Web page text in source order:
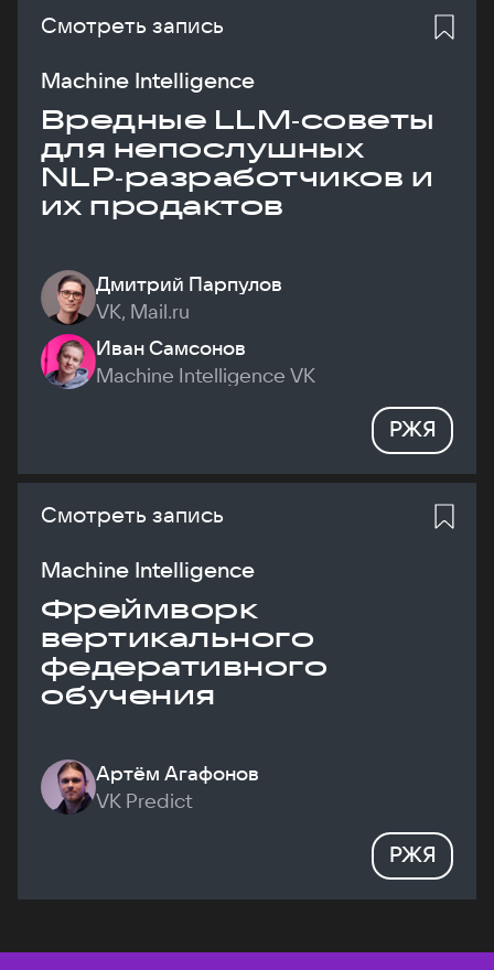
Смотреть запись
Machine Intelligence
Вредные LLM‑советы
для непослушных
NLP‑разработчиков и
их продактов
Дмитрий Парпулов
VK, Mail.ru
Иван Самсонов
Machine Intelligence VK
РЖЯ
Смотреть запись
Machine Intelligence
Фреймворк
вертикального
федеративного
обучения
Артём Агафонов
VK Predict
РЖЯ